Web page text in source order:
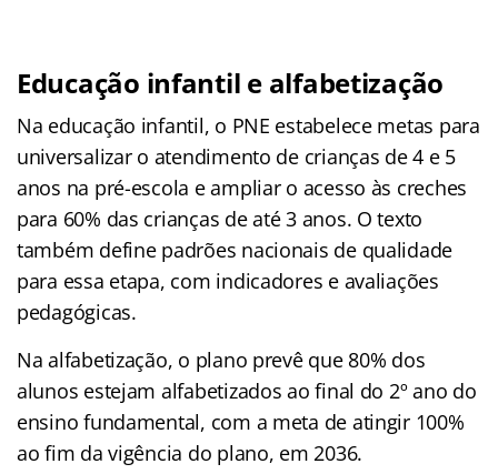
Educação infantil e alfabetização
Na educação infantil, o PNE estabelece metas para
universalizar o atendimento de crianças de 4 e 5
anos na pré-escola e ampliar o acesso às creches
para 60% das crianças de até 3 anos. O texto
também define padrões nacionais de qualidade
para essa etapa, com indicadores e avaliações
pedagógicas.
Na alfabetização, o plano prevê que 80% dos
alunos estejam alfabetizados ao final do 2º ano do
ensino fundamental, com a meta de atingir 100%
ao fim da vigência do plano, em 2036.